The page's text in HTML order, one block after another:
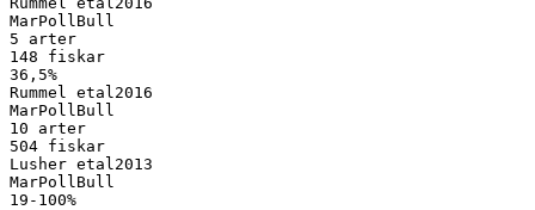
MarPollBull
5 arter
148 fiskar
36,5%
Rummel etal2016
MarPollBull
10 arter
504 fiskar
Lusher etal2013
MarPollBull
19-100%